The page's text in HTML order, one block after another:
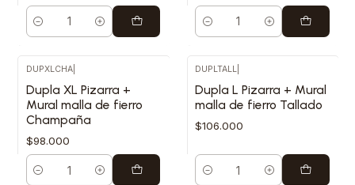
Cantidad Cantidad
DUPXLCHA|
Dupla XL Pizarra +
Mural malla de fierro
Champaña
$98.000
Cantidad
DUPLTALL
Dupla L Pizarra + Mural
malla de fierro Tallado
$106.000
Cantidad